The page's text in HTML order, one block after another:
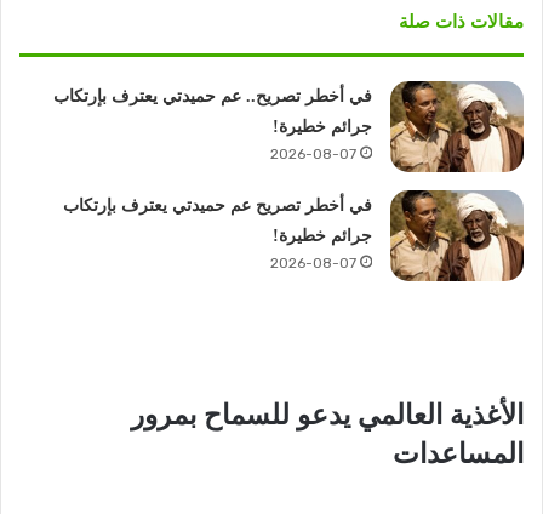
مقالات ذات صلة
في أخطر تصريح.. عم حميدتي يعترف بإرتكاب
جرائم خطيرة!
2026-08-07
في أخطر تصريح عم حميدتي يعترف بإرتكاب
جرائم خطيرة!
2026-08-07
الأغذية العالمي يدعو للسماح بمرور
المساعدات